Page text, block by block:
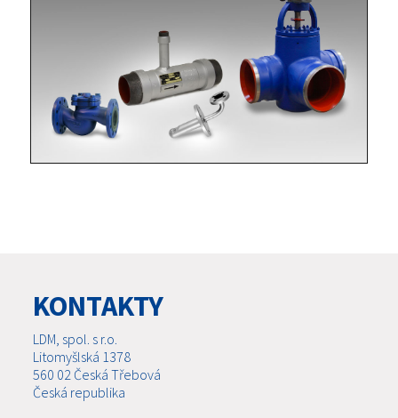
KONTAKTY
LDM, spol. s r.o.
Litomyšlská 1378
560 02 Česká Třebová
Česká republika